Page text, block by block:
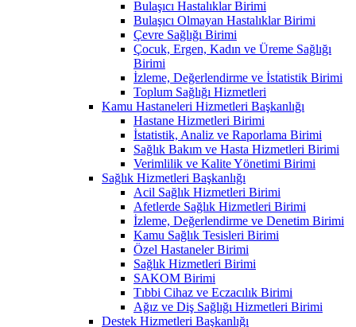
Bulaşıcı Hastalıklar Birimi
Bulaşıcı Olmayan Hastalıklar Birimi
Çevre Sağlığı Birimi
Çocuk, Ergen, Kadın ve Üreme Sağlığı
Birimi
İzleme, Değerlendirme ve İstatistik Birimi
Toplum Sağlığı Hizmetleri
Kamu Hastaneleri Hizmetleri Başkanlığı
Hastane Hizmetleri Birimi
İstatistik, Analiz ve Raporlama Birimi
Sağlık Bakım ve Hasta Hizmetleri Birimi
Verimlilik ve Kalite Yönetimi Birimi
Sağlık Hizmetleri Başkanlığı
Acil Sağlık Hizmetleri Birimi
Afetlerde Sağlık Hizmetleri Birimi
İzleme, Değerlendirme ve Denetim Birimi
Kamu Sağlık Tesisleri Birimi
Özel Hastaneler Birimi
Sağlık Hizmetleri Birimi
SAKOM Birimi
Tıbbi Cihaz ve Eczacılık Birimi
Ağız ve Diş Sağlığı Hizmetleri Birimi
Destek Hizmetleri Başkanlığı